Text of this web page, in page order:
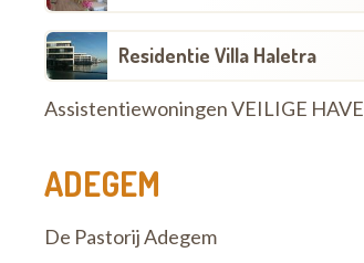
Residentie Villa Haletra
Assistentiewoningen VEILIGE HAVE
ADEGEM
De Pastorij Adegem